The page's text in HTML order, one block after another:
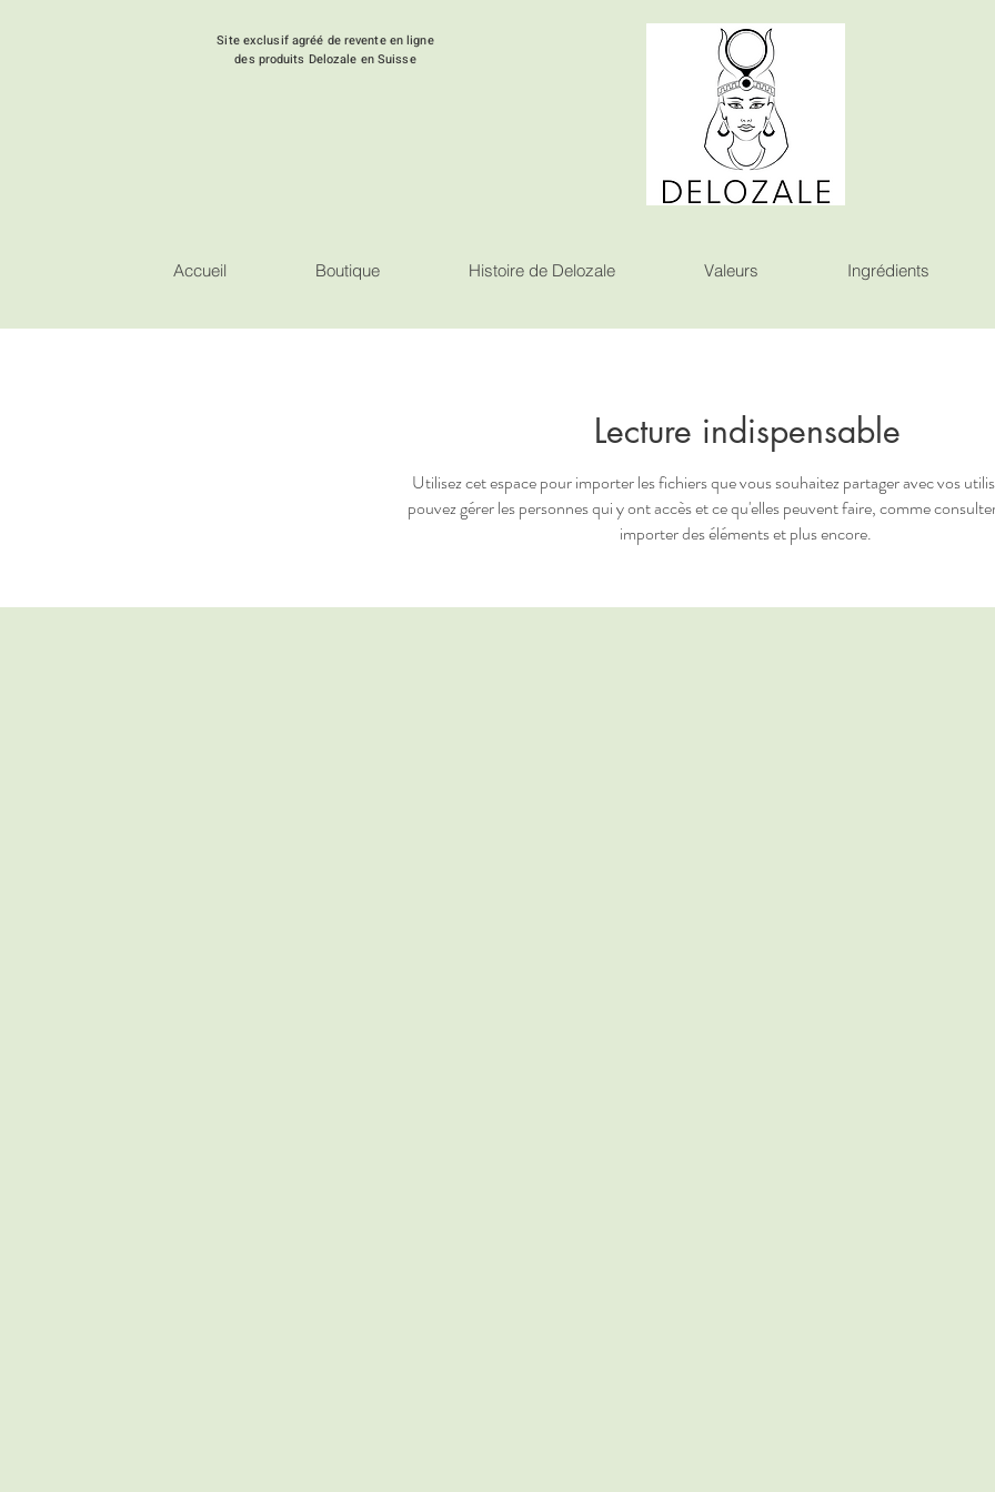
Site exclusif agréé de revente en ligne
des produits Delozale en Suisse
Accueil Boutique Histoire de Delozale Valeurs Ingrédients
Lecture indispensable
Utilisez cet espace pour importer les fichiers que vous souhaitez partager avec vos
pouvez gérer les personnes qui y ont accès et ce qu'elles peuvent faire, comme
importer des éléments et plus encore.